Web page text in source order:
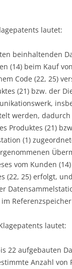
lautet:
beinhaltenden
(14) beim Kauf
Code (22, 25)
(21) bzw. der
werden,
Produktes (21)
(1)
vom Kunden
(22, 25) erfolgt,
lautet:
22 aufgebauten
Anzahl